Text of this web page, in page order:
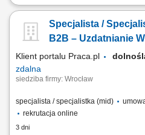
Opis stanowiska: rozwijanie sprzedaży
klientów oraz proponowanie
prezentacji i negocjacji handlowych,
Specjalista /
B2B – Uzdatnianie
Klient portalu Praca.pl
zdalna
siedziba firmy: Wrocław
specjalista / specjalistka (mid)
rekrutacja online
3 dni